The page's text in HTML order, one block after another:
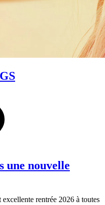
une nouvelle
rentrée 2026 à toutes